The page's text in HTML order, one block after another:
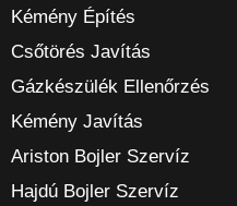
Kémény Építés
Csőtörés Javítás
Gázkészülék Ellenőrzés
Kémény Javítás
Ariston Bojler Szervíz
Hajdú Bojler Szervíz